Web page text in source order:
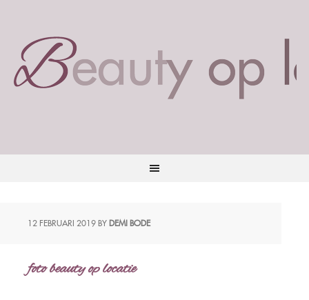
12 FEBRUARI 2019 BY DEMI BODE
foto beauty op locatie